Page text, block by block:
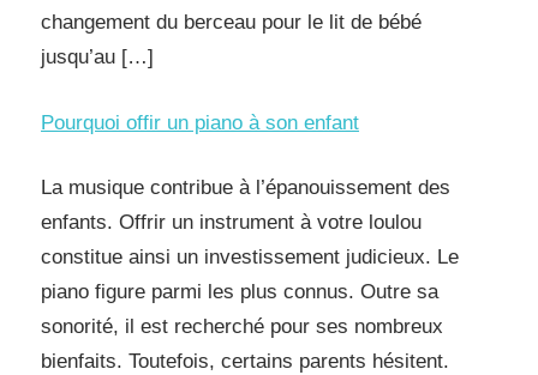
changement du berceau pour le lit de bébé
jusqu’au […]
Pourquoi offir un piano à son enfant
La musique contribue à l’épanouissement des
enfants. Offrir un instrument à votre loulou
constitue ainsi un investissement judicieux. Le
piano figure parmi les plus connus. Outre sa
sonorité, il est recherché pour ses nombreux
bienfaits. Toutefois, certains parents hésitent.